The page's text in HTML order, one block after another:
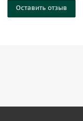
Оставить отзыв